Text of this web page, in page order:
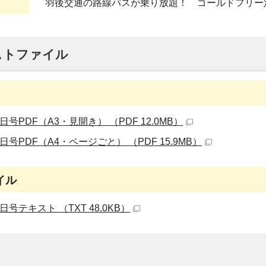
羽後交通の路線バスが乗り放題！ ゴールドフリー
トファイル
号PDF（A3・見開き） （PDF 12.0MB）
号PDF（A4・ページごと） （PDF 15.9MB）
ル
号テキスト （TXT 48.0KB）